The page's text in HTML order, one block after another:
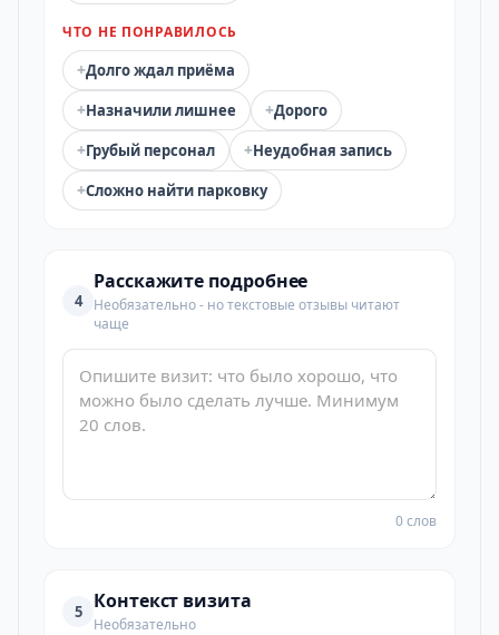
ЧТО НЕ ПОНРАВИЛОСЬ
+Долго ждал приёма
+Назначили лишнее +Дорого
+Грубый персонал +Неудобная запись
+Сложно найти парковку
4
Расскажите подробнее
Необязательно - но текстовые отзывы читают
чаще
0 слов
5 Контекст визита
Необязательно